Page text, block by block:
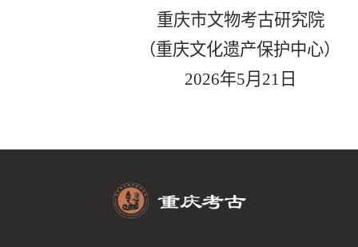
重庆市文物考古研究院
（重庆文化遗产保护中心）
2026年5月 21 日